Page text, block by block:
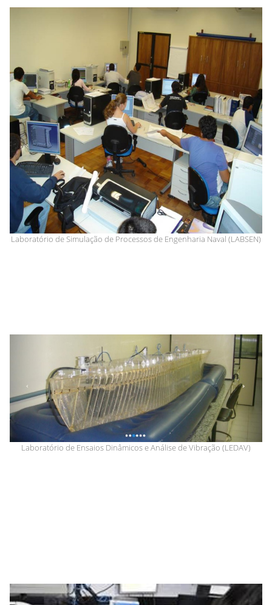
Laboratório de Simulação de Processos de Engenharia Naval (LABSEN)
Laboratório de Ensaios Dinâmicos e Análise de Vibração (LEDAV)